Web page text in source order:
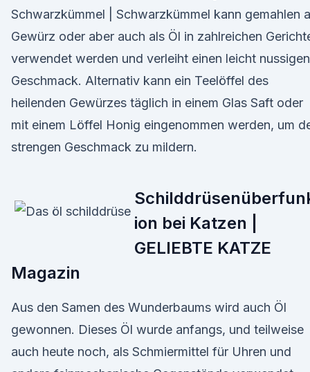
Schwarzkümmel | Schwarzkümmel kann gemahlen
Gewürz oder aber auch als Öl in zahlreichen
verwendet werden und verleiht einen leicht nussigen
Geschmack. Alternativ kann ein Teelöffel des
heilenden Gewürzes täglich in einem Glas Saft oder
mit einem Löffel Honig eingenommen werden, um
strengen Geschmack zu mildern.
ion bei Katzen |
GELIEBTE KATZE
Magazin
Aus den Samen des Wunderbaums wird auch Öl
gewonnen. Dieses Öl wurde anfangs, und teilweise
auch heute noch, als Schmiermittel für Uhren und